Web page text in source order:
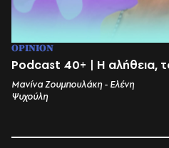
OPINION
Podcast 40+ | Η αλήθεια,
Μανίνα Ζουμπουλάκη - Ελένη
Ψυχούλη